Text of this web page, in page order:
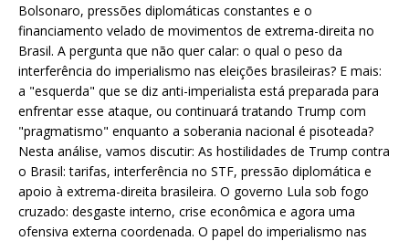
Bolsonaro, pressões diplomáticas constantes e o
financiamento velado de movimentos de extrema-direita no
Brasil. A pergunta que não quer calar: o qual o peso da
interferência do imperialismo nas eleições brasileiras? E mais:
a "esquerda" que se diz anti-imperialista está preparada para
enfrentar esse ataque, ou continuará tratando Trump com
"pragmatismo" enquanto a soberania nacional é pisoteada?
Nesta análise, vamos discutir: As hostilidades de Trump contra
o Brasil: tarifas, interferência no STF, pressão diplomática e
apoio à extrema-direita brasileira. O governo Lula sob fogo
cruzado: desgaste interno, crise econômica e agora uma
ofensiva externa coordenada. O papel do imperialismo nas